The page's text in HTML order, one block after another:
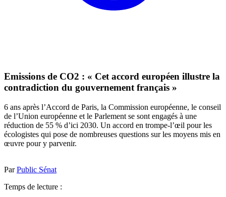
Emissions de CO2 : « Cet accord européen illustre la
contradiction du gouvernement français »
6 ans après l’Accord de Paris, la Commission européenne, le conseil
de l’Union européenne et le Parlement se sont engagés à une
réduction de 55 % d’ici 2030. Un accord en trompe-l’œil pour les
écologistes qui pose de nombreuses questions sur les moyens mis en
œuvre pour y parvenir.
ParPublic Sénat
Temps de lecture :